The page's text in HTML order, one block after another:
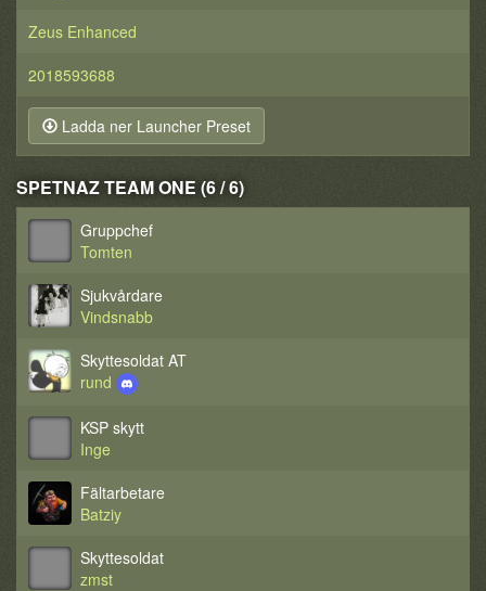
Zeus Enhanced
2018593688
Ladda ner Launcher Preset
SPETNAZ TEAM ONE (6 / 6)
Gruppchef
Tomten
Sjukvårdare
Vindsnabb
Skyttesoldat AT
rund
KSP skytt
Inge
Fältarbetare
Batziy
Skyttesoldat
zmst